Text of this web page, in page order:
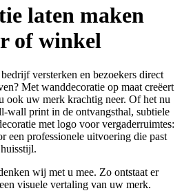
laten maken
of winkel
versterken en bezoekers direct
Met wanddecoratie op maat creëert
ook uw merk krachtig neer. Of het nu
wall print in de ontvangsthal, subtiele
met logo voor vergaderruimtes:
een professionele uitvoering die past
wij met u mee. Zo ontstaat er
visuele vertaling van uw merk.